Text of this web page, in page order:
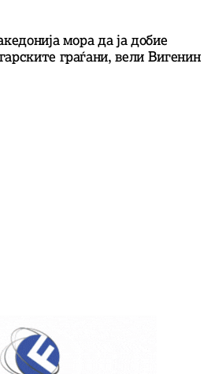
мора да ја добие
граѓани, вели Вигенин